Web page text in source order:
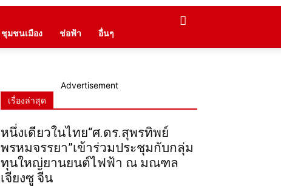
ชุมชนเมือง ช่อฟ้า อื่นๆ
Advertisement
เรื่องล่าสุด
หนึ่งเดียวในไทย“ศ.ดร.สุพรทิพย์
พรหมจรรยา”เข้าร่วมประชุมกับกลุ่ม
ทุนใหญ่ยานยนต์ไฟฟ้า ณ มณฑล
เจียงซู จีน